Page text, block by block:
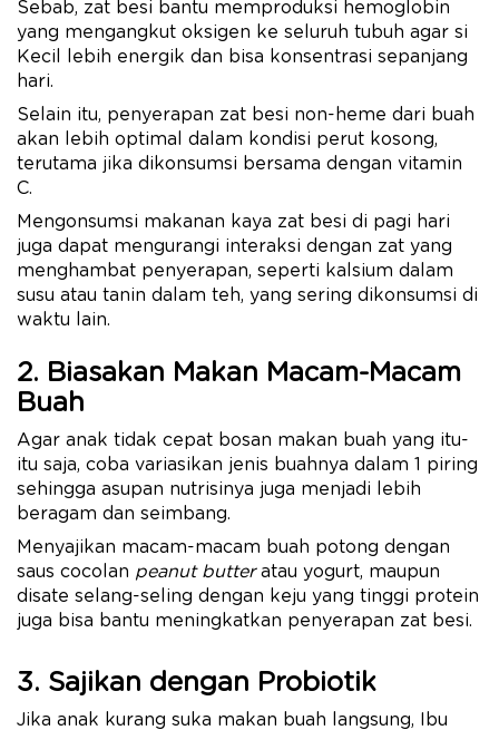
Sebab, zat besi bantu memproduksi hemoglobin
yang mengangkut oksigen ke seluruh tubuh agar si
Kecil lebih energik dan bisa konsentrasi sepanjang
hari.
Selain itu, penyerapan zat besi non-heme dari buah
akan lebih optimal dalam kondisi perut kosong,
terutama jika dikonsumsi bersama dengan vitamin
C.
Mengonsumsi makanan kaya zat besi di pagi hari
juga dapat mengurangi interaksi dengan zat yang
menghambat penyerapan, seperti kalsium dalam
susu atau tanin dalam teh, yang sering dikonsumsi di
waktu lain.
2. Biasakan Makan Macam-Macam
Buah
Agar anak tidak cepat bosan makan buah yang itu-
itu saja, coba variasikan jenis buahnya dalam 1 piring
sehingga asupan nutrisinya juga menjadi lebih
beragam dan seimbang.
Menyajikan macam-macam buah potong dengan
saus cocolan peanut butteratau yogurt, maupun
disate selang-seling dengan keju yang tinggi protein
juga bisa bantu meningkatkan penyerapan zat besi.
3. Sajikan dengan Probiotik
Jika anak kurang suka makan buah langsung, Ibu